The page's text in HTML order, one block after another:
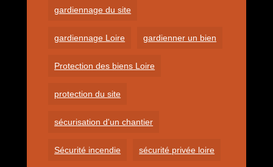
gardiennage du site
gardiennage Loire gardienner un bien
Protection des biens Loire
protection du site
sécurisation d'un chantier
Sécurité incendie sécurité privée loire